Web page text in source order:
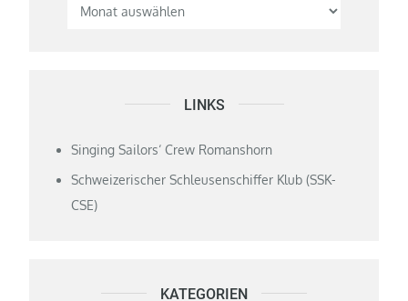
LINKS
Singing Sailors‘ Crew Romanshorn
Schweizerischer Schleusenschiffer Klub (SSK-
CSE)
KATEGORIEN